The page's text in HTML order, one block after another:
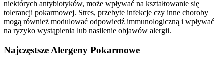
niektórych antybiotyków, może wpływać na kształtowanie się
tolerancji pokarmowej. Stres, przebyte infekcje czy inne choroby
mogą również modulować odpowiedź immunologiczną i wpływać
na ryzyko wystąpienia lub nasilenie objawów alergii.
Najczęstsze Alergeny Pokarmowe